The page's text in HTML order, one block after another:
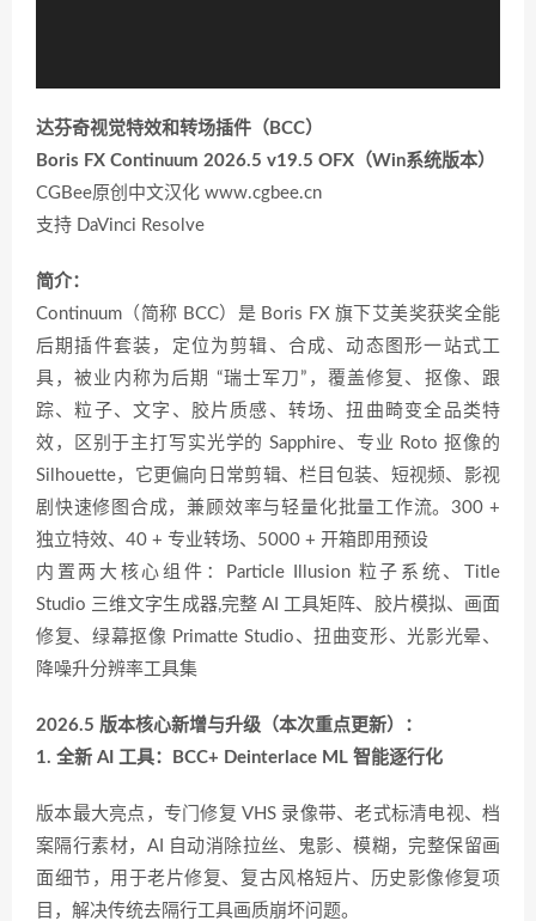
达芬奇视觉特效和转场插件（BCC）
Boris FX Continuum 2026.5 v19.5 OFX（Win系统版本）
CGBee原创中文汉化 www.cgbee.cn
支持 DaVinci Resolve
简介：
Continuum（简称 BCC）是 Boris FX 旗下艾美奖获奖全能
后期插件套装，定位为剪辑、合成、动态图形一站式工
具，被业内称为后期 “瑞士军刀”，覆盖修复、抠像、跟
踪、粒子、文字、胶片质感、转场、扭曲畸变全品类特
效，区别于主打写实光学的 Sapphire、专业 Roto 抠像的
Silhouette，它更偏向日常剪辑、栏目包装、短视频、影视
剧快速修图合成，兼顾效率与轻量化批量工作流。300 +
独立特效、40 + 专业转场、5000 + 开箱即用预设
内置两大核心组件：Particle Illusion 粒子系统、Title
Studio 三维文字生成器,完整 AI 工具矩阵、胶片模拟、画面
修复、绿幕抠像 Primatte Studio、扭曲变形、光影光晕、
降噪升分辨率工具集
2026.5 版本核心新增与升级（本次重点更新）：
1. 全新 AI 工具：BCC+ Deinterlace ML 智能逐行化
版本最大亮点，专门修复 VHS 录像带、老式标清电视、档
案隔行素材，AI 自动消除拉丝、鬼影、模糊，完整保留画
面细节，用于老片修复、复古风格短片、历史影像修复项
目，解决传统去隔行工具画质崩坏问题。